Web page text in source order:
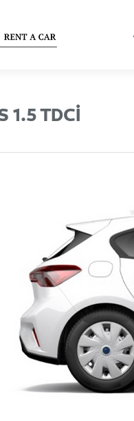
1.5 TDCI